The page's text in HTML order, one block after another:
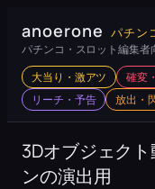
容
ス
キ
プ
anoerone パチン
パチンコ・スロット編集者
大当り・激アツ 確変
リーチ・予告
放出・
3Dオブジェク
ンの演出用